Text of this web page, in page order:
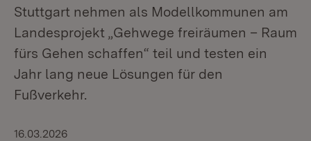
Stuttgart nehmen als Modellkommunen am
Landesprojekt „Gehwege freiräumen – Raum
fürs Gehen schaffen“ teil und testen ein
Jahr lang neue Lösungen für den
Fußverkehr.
16.03.2026